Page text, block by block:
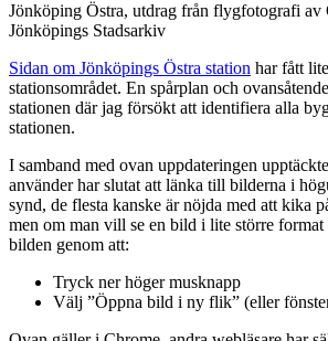
Jönköping Östra, utdrag från flygfotografi av
Jönköpings Stadsarkiv
Sidan om Jönköpings Östra station har fått
stationsområdet. En spårplan och
stationen där jag försökt att identifiera alla
stationen.
I samband med ovan uppdateringen
använder har slutat att länka till bilderna i
synd, de flesta kanske är nöjda med att kika
men om man vill se en bild i lite större format
bilden genom att:
Tryck ner höger musknapp
Välj ”Öppna bild i ny flik” (eller